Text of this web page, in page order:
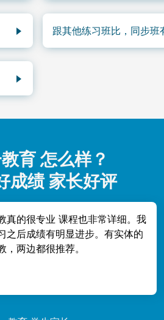
跟其他练习班比，同步班
育 怎么样？
成绩 家长好评
真的很专业 课程也非常详细。我
之后成绩有明显进步。有实体的
，两边都很推荐。